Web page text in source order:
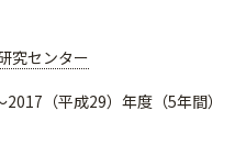
究センター
（平成29）年度（5年間）